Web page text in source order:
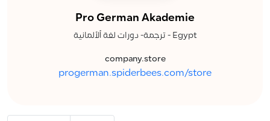
Pro German Akademie
ترجمة- دورات لغة ألألمانية - Egypt
company.store
progerman.spiderbees.com/store